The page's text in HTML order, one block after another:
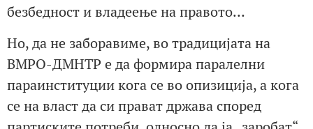
безбедност и владеење на правото…
Но, да не заборавиме, во традицијата на
ВМРО-ДМНТР е да формира паралелни
параинституции кога се во опизиција, а кога
се на власт да си прават држава според